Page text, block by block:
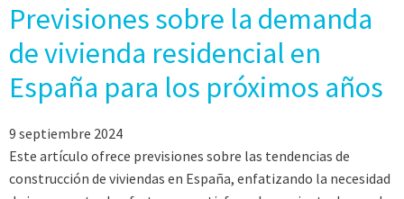
Previsiones sobre la demanda
de vivienda residencial en
España para los próximos años
9 septiembre 2024
Este artículo ofrece previsiones sobre las tendencias de
construcción de viviendas en España, enfatizando la necesidad